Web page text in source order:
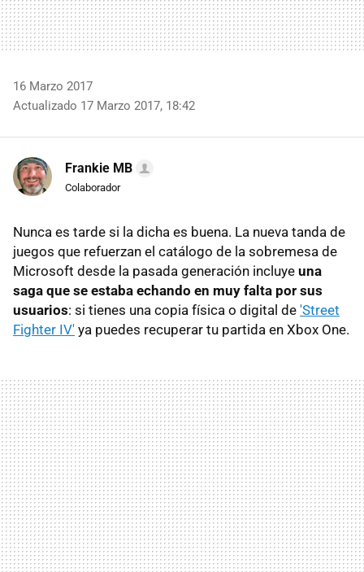
16 Marzo 2017
Actualizado 17 Marzo 2017, 18:42
Frankie MB
Colaborador
Nunca es tarde si la dicha es buena. La nueva tanda de
juegos que refuerzan el catálogo de la sobremesa de
Microsoft desde la pasada generación incluye una
saga que se estaba echando en muy falta por sus
usuarios: si tienes una copia física o digital de 'Street
Fighter IV' ya puedes recuperar tu partida en Xbox One.